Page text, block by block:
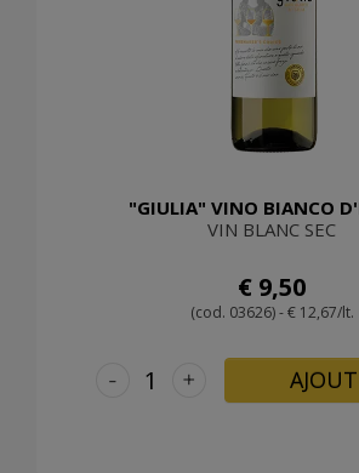
"GIULIA" VINO BIANCO
VIN BLANC SEC
€ 9,50
(cod. 03626) - € 12,67/lt.
+
-